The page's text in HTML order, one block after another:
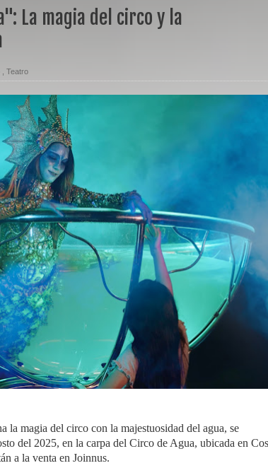
La magia del circo y la
Teatro
la magia del circo con la majestuosidad del agua, se
del 2025, en la carpa del Circo de Agua, ubicada en
a la venta en Joinnus.